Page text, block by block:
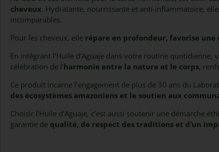
cheveux. Hydratante, nourrissante et anti-inflammatoire, elle
incomparables.
Pour les cheveux, elle répare en profondeur, favorise
En intégrant l’Huile d’Aguaje dans votre routine
célébration de l’harmonie entre la nature et le corps,
Ce produit incarne l’engagement de plus de 30 ans du
des écosystèmes amazoniens et le soutien aux
Choisir l’Huile d’Aguaje, c’est aussi soutenir une démarche
garantie de qualité, de respect des traditions et d’un